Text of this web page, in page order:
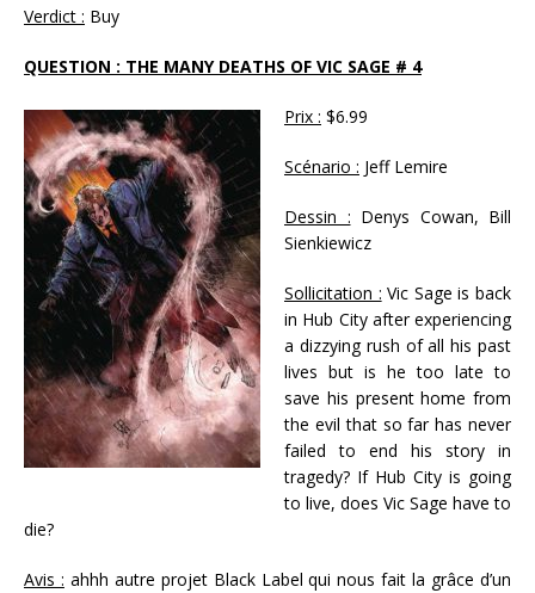
Verdict : Buy
QUESTION : THE MANY DEATHS OF VIC SAGE # 4
Prix : $6.99
Scénario : Jeff Lemire
Dessin : Denys Cowan, Bill
Sienkiewicz
Sollicitation : Vic Sage is back
in Hub City after experiencing
a dizzying rush of all his past
lives but is he too late to
save his present home from
the evil that so far has never
failed to end his story in
tragedy? If Hub City is going
to live, does Vic Sage have to
die?
Avis : ahhh autre projet Black Label qui nous fait la grâce d’un